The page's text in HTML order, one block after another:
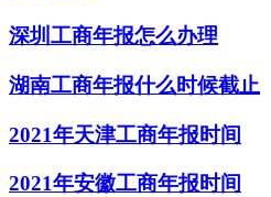
深圳工商年报怎么办理
湖南工商年报什么时候截止
2021年天津工商年报时间
2021年安徽工商年报时间